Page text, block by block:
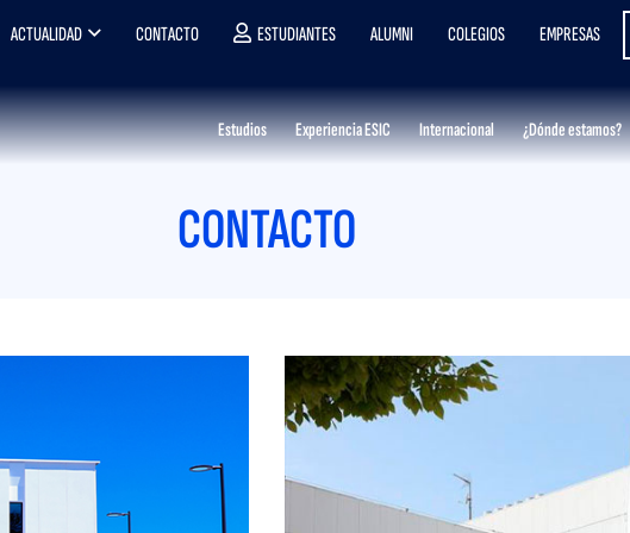
ACTUALIDAD CONTACTO ESTUDIANTES ALUMNI COLEGIOS EMPRESAS
Estudios Experiencia ESIC Internacional ¿Dónde estamos?
CONTACTO